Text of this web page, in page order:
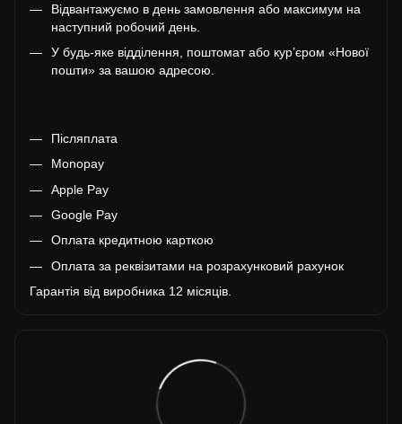
Відвантажуємо в день замовлення або максимум на
наступний робочий день.
У будь-яке відділення, поштомат або кур’єром «Нової
пошти» за вашою адресою.
Післяплата
Monopay
Apple Pay
Google Pay
Оплата кредитною карткою
Оплата за реквізитами на розрахунковий рахунок
Гарантія від виробника 12 місяців.